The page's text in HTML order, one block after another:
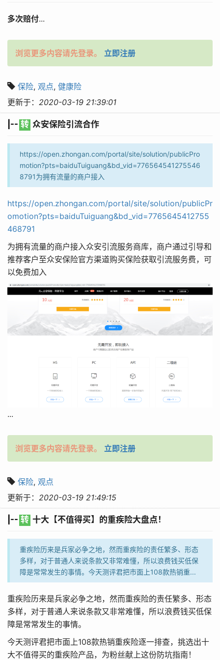
多次赔付...
浏览更多内容请先登录。 立即注册
保险, 观点, 健康险
更新于： 2020-03-19 21:39:01
|-- 转 众安保险引流合作
https://open.zhongan.com/portal/site/solution/publicPro
motion?pts=baiduTuiguang&bd_vid=776564541275546
8791为拥有流量的商户接入
https://open.zhongan.com/portal/site/solution/publicPr
omotion?pts=baiduTuiguang&bd_vid=7765645412755
468791
为拥有流量的商户接入众安引流服务商库，商户通过引导和
推荐客户至众安保险官方渠道购买保险获取引流服务费，可
以免费加入
...
浏览更多内容请先登录。 立即注册
保险, 观点
更新于： 2020-03-19 21:49:15
|-- 转 十大【不值得买】的重疾险大盘点！
重疾险历来是兵家必争之地，然而重疾险的责任繁多、形态
多样，对于普通人来说条款又非常难懂，所以浪费钱买低保
障是常常发生的事情。今天测评君把市面上108款热销重...
重疾险历来是兵家必争之地，然而重疾险的责任繁多、形态
多样，对于普通人来说条款又非常难懂，所以浪费钱买低保
障是常常发生的事情。
今天测评君把市面上108款热销重疾险逐一排查，挑选出十
大不值得买的重疾险产品，为粉丝献上这份防坑指南！